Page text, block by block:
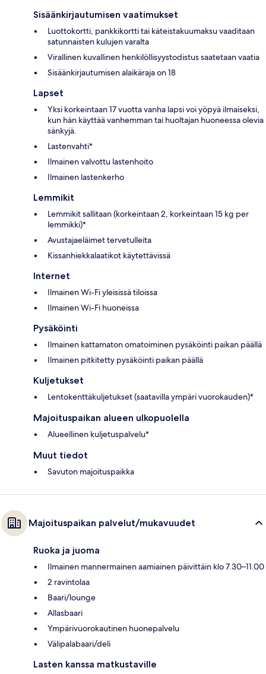
Sisäänkirjautumisen vaatimukset
Luottokortti, pankkikortti tai käteistakuumaksu vaaditaan
satunnaisten kulujen varalta
Virallinen kuvallinen henkilöllisyystodistus saatetaan vaatia
Sisäänkirjautumisen alaikäraja on 18
Lapset
Yksi korkeintaan 17 vuotta vanha lapsi voi yöpyä ilmaiseksi,
kun hän käyttää vanhemman tai huoltajan huoneessa olevia
sänkyjä.
Lastenvahti*
Ilmainen valvottu lastenhoito
Ilmainen lastenkerho
Lemmikit
Lemmikit sallitaan (korkeintaan 2, korkeintaan 15 kg per
lemmikki)*
Avustajaeläimet tervetulleita
Kissanhiekkalaatikot käytettävissä
Internet
Ilmainen Wi-Fi yleisissä tiloissa
Ilmainen Wi-Fi huoneissa
Pysäköinti
Ilmainen kattamaton omatoiminen pysäköinti paikan päällä
Ilmainen pitkitetty pysäköinti paikan päällä
Kuljetukset
Lentokenttäkuljetukset (saatavilla ympäri vuorokauden)*
Majoituspaikan alueen ulkopuolella
Alueellinen kuljetuspalvelu*
Muut tiedot
Savuton majoituspaikka
Majoituspaikan palvelut/mukavuudet
Ruoka ja juoma
Ilmainen mannermainen aamiainen päivittäin klo 7.30–11.00
2 ravintolaa
Baari/lounge
Allasbaari
Ympärivuorokautinen huonepalvelu
Välipalabaari/deli
Lasten kanssa matkustaville